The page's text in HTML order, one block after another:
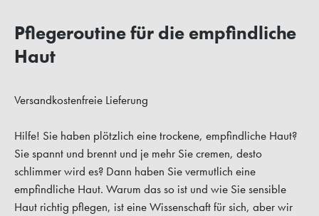
Pflegeroutine für die empfindliche
Haut
Versandkostenfreie Lieferung
Hilfe! Sie haben plötzlich eine trockene, empfindliche Haut?
Sie spannt und brennt und je mehr Sie cremen, desto
schlimmer wird es? Dann haben Sie vermutlich eine
empfindliche Haut. Warum das so ist und wie Sie sensible
Haut richtig pflegen, ist eine Wissenschaft für sich, aber wir